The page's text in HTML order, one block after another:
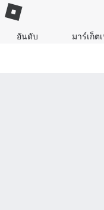
อันดับ มาร์เก็ต